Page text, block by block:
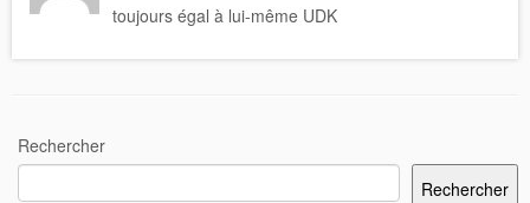
toujours égal à lui-même UDK
Rechercher
Rechercher